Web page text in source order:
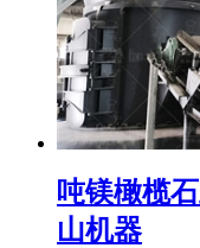
吨镁橄榄
山机器